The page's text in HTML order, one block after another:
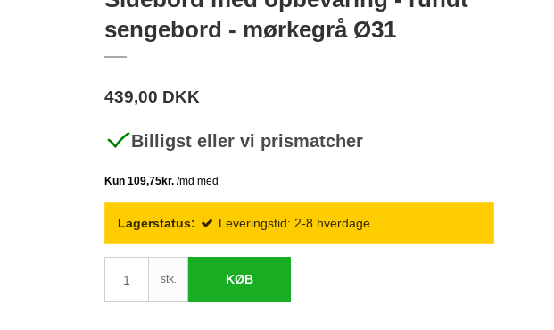
sengebord - mørkegrå Ø31
439,00 DKK
Billigst eller vi prismatcher
Lagerstatus: Leveringstid: 2-8 hverdage
stk. KØB